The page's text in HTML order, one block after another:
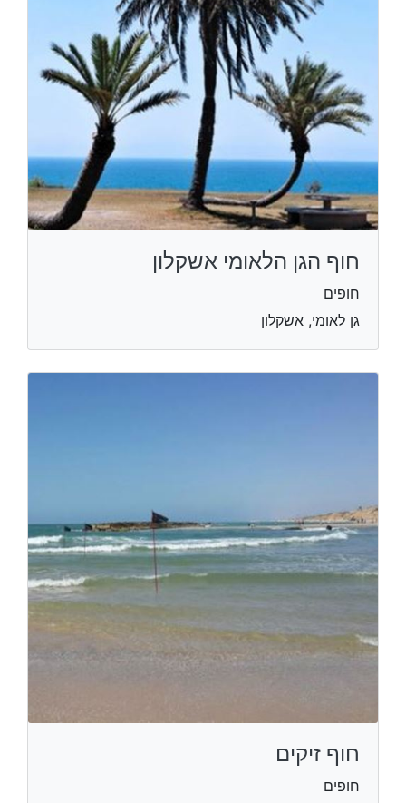
חוף הגן הלאומי אשקלון
חופים
גן לאומי, אשקלון
חוף זיקים
חופים